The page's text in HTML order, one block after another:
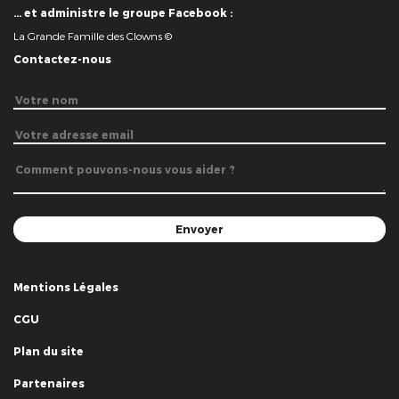
… et administre le groupe Facebook :
La Grande Famille des Clowns ©
Contactez-nous
Mentions Légales
CGU
Plan du site
Partenaires